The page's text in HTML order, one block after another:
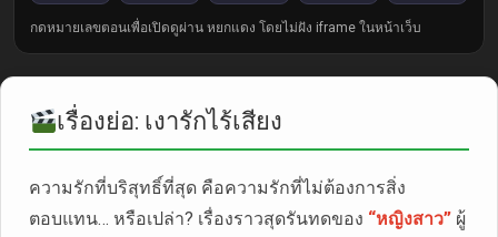
กดหมายเลขตอนเพื่อเปิดดูผ่าน หยกแดง โดยไม่ฝัง iframe ในหน้าเว็บ
เรื่องย่อ: เงารักไร้เสียง
ความรักที่บริสุทธิ์ที่สุด คือความรักที่ไม่ต้องการสิ่ง
ตอบแทน… หรือเปล่า? เรื่องราวสุดรันทดของ “หญิงสาว” ผู้